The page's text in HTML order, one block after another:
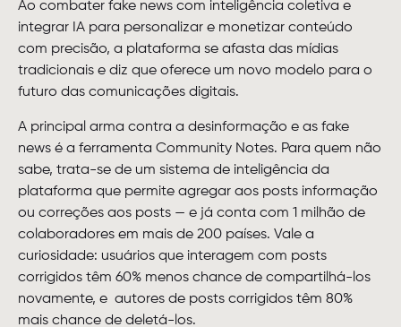
Ao combater fake news com inteligência coletiva e
integrar IA para personalizar e monetizar conteúdo
com precisão, a plataforma se afasta das mídias
tradicionais e diz que oferece um novo modelo para o
futuro das comunicações digitais.
A principal arma contra a desinformação e as fake
news é a ferramenta Community Notes. Para quem não
sabe, trata-se de um sistema de inteligência da
plataforma que permite agregar aos posts informação
ou correções aos posts — e já conta com 1 milhão de
colaboradores em mais de 200 países. Vale a
curiosidade: usuários que interagem com posts
corrigidos têm 60% menos chance de compartilhá-los
novamente, e autores de posts corrigidos têm 80%
mais chance de deletá-los.